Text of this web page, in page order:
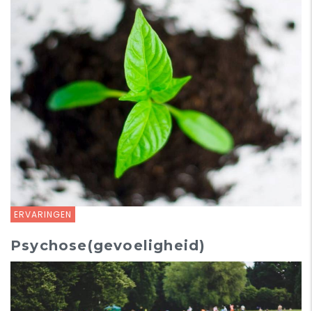
ERVARINGEN
Psychose(gevoeligheid)